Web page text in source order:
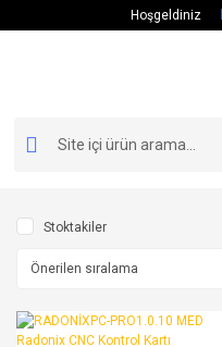
Hoşgeldiniz
Stoktakiler